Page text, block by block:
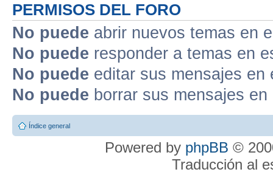
PERMISOS DEL FORO
No puede abrir nuevos temas en
No puede responder a temas en
No puede editar sus mensajes en
No puede borrar sus mensajes
Índice general
Powered by phpBB ©
Traducción al